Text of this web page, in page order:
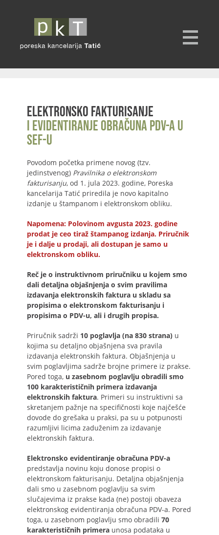
Elektronsko fakturisanje
i evidentiranje obračuna PDV-a u
SEF-u
Povodom početka primene novog (tzv.
jedinstvenog) Pravilnika o elektronskom
fakturisanju, od 1. jula 2023. godine, Poreska
kancelarija Tatić priredila je novo kapitalno
izdanje u štampanom i elektronskom obliku.
Napomena: Polovinom avgusta 2023. godine
prodat je ceo tiraž štampanog izdanja. Priručnik
je i dalje u prodaji, ali dostupan je samo u
elektronskom obliku.
Reč je o instruktivnom priručniku u kojem smo
dali detaljna objašnjenja o svim pravilima
izdavanja elektronskih faktura u skladu sa
propisima o elektronskom fakturisanju i
propisima o PDV-u, ali i drugih propisa.
Priručnik sadrži 10 poglavlja (na 830 strana) u
kojima su detaljno objašnjena sva pravila
izdavanja elektronskih faktura. Objašnjenja u
svim poglavljima sadrže brojne primere iz prakse.
Pored toga, u zasebnom poglavlju obradili smo
100 karakterističnih primera izdavanja
elektronskih faktura. Primeri su instruktivni sa
skretanjem pažnje na specifičnosti koje najčešće
dovode do grešaka u praksi, pa su u potpunosti
razumljivi licima zaduženim za izdavanje
elektronskih faktura.
Elektronsko evidentiranje obračuna PDV-a
predstavlja novinu koju donose propisi o
elektronskom fakturisanju. Detaljna objašnjenja
dali smo u zasebnom poglavlju sa svim
slučajevima iz prakse kada (ne) postoji obaveza
elektronskog evidentiranja obračuna PDV-a. Pored
toga, u zasebnom poglavlju smo obradili 70
karakterističnih primera unosa podataka u